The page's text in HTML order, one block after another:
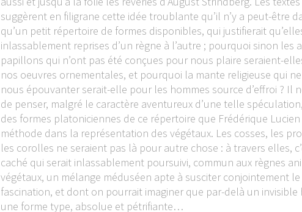
suggèrent en filigrane cette idée troublante qu’il n’y a peut-être
qu’un petit répertoire de formes disponibles, qui justifierait
inlassablement reprises d’un règne à l’autre ; pourquoi sinon les
papillons qui n’ont pas été conçues pour nous plaire seraient-
nos oeuvres ornementales, et pourquoi la mante religieuse qui
nous épouvanter serait-elle pour les hommes source d’effroi ? Il
de penser, malgré le caractère aventureux d’une telle
des formes platoniciennes de ce répertoire que Frédérique
méthode dans la représentation des végétaux. Les cosses, les
les corolles ne seraient pas là pour autre chose : à travers elles,
caché qui serait inlassablement poursuivi, commun aux règnes
végétaux, un mélange méduséen apte à susciter conjointement
fascination, et dont on pourrait imaginer que par-delà un invisible
une forme type, absolue et pétrifiante…